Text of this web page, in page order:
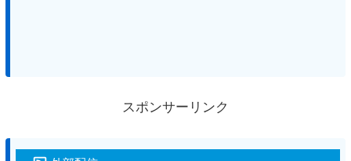
スポンサーリンク